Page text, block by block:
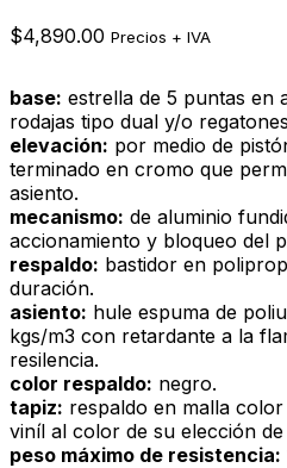
$4,890.00 Precios + IVA
base: estrella de 5 puntas en
rodajas tipo dual y/o
elevación: por medio de
terminado en cromo que
asiento.
mecanismo: de aluminio
accionamiento y bloqueo del
respaldo: bastidor en
duración.
asiento: hule espuma de
kgs/m3 con retardante a la
resilencia.
color respaldo: negro.
tapiz: respaldo en malla
viníl al color de su elección
peso máximo de resistencia: